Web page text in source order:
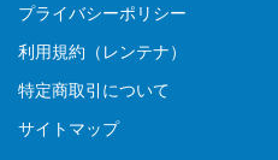
プライバシーポリシー
利用規約（レンテナ）
特定商取引について
サイトマップ